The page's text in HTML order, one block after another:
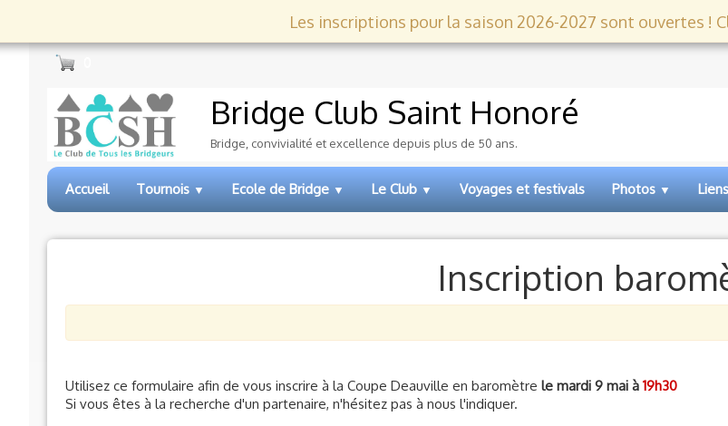
Les inscriptions pour la saison 2026-2027 sont ouvertes !
Bridge Club Saint Honoré
Bridge, convivialité et excellence depuis plus de 50 ans.
Accueil Tournois▼ Ecole de Bridge▼ Le Club▼ Voyages et festivals Photos▼ Liens
Inscription
Utilisez ce formulaire afin de vous inscrire à la Coupe Deauville en baromètre le mardi 9 mai à 19h30
Si vous êtes à la recherche d'un partenaire, n'hésitez pas à nous l'indiquer.